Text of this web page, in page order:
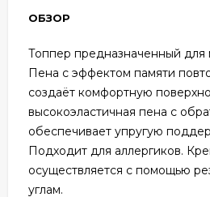
ОБЗОР
Топпер предназначенный для
Пена с эффектом памяти
создаёт комфортную
высокоэластичная пена с
обеспечивает упругую
Подходит для аллергиков.
осуществляется с помощью
углам.